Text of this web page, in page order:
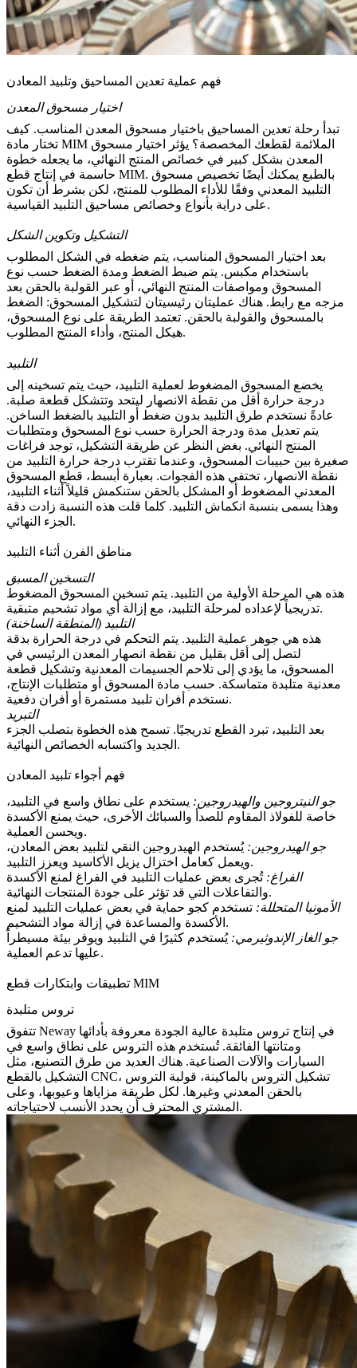
فهم عملية تعدين المساحيق وتلبيد المعادن
اختيار مسحوق المعدن
تبدأ رحلة تعدين المساحيق باختيار مسحوق المعدن المناسب. كيف
تختار مادة MIM الملائمة لقطعك المخصصة؟ يؤثر اختيار مسحوق
المعدن بشكل كبير في خصائص المنتج النهائي، ما يجعله خطوة
حاسمة في إنتاج قطع MIM. بالطبع يمكنك أيضًا تخصيص مسحوق
التلبيد المعدني وفقًا للأداء المطلوب للمنتج، لكن بشرط أن تكون
على دراية بأنواع وخصائص مساحيق التلبيد القياسية.
التشكيل وتكوين الشكل
بعد اختيار المسحوق المناسب، يتم ضغطه في الشكل المطلوب
باستخدام مكبس. يتم ضبط الضغط ومدة الضغط حسب نوع
المسحوق ومواصفات المنتج النهائي، أو عبر القولبة بالحقن بعد
مزجه مع رابط. هناك عمليتان رئيسيتان لتشكيل المسحوق: الضغط
بالمسحوق والقولبة بالحقن. تعتمد الطريقة على نوع المسحوق،
هيكل المنتج، وأداء المنتج المطلوب.
التلبيد
يخضع المسحوق المضغوط لعملية التلبيد، حيث يتم تسخينه إلى
درجة حرارة أقل من نقطة الانصهار ليتحد وتتشكل قطعة صلبة.
عادةً نستخدم طرق التلبيد بدون ضغط أو التلبيد بالضغط الساخن.
يتم تعديل مدة ودرجة الحرارة حسب نوع المسحوق ومتطلبات
المنتج النهائي. بغض النظر عن طريقة التشكيل، توجد فراغات
صغيرة بين حبيبات المسحوق، وعندما تقترب درجة حرارة التلبيد من
نقطة الانصهار، تختفي هذه الفجوات. بعبارة أبسط، قطع المسحوق
المعدني المضغوط أو المشكل بالحقن ستنكمش قليلاً أثناء التلبيد،
وهذا يسمى بنسبة انكماش التلبيد. كلما قلت هذه النسبة زادت دقة
الجزء النهائي.
مناطق الفرن أثناء التلبيد
التسخين المسبق
هذه هي المرحلة الأولية من التلبيد. يتم تسخين المسحوق المضغوط
تدريجياً لإعداده لمرحلة التلبيد، مع إزالة أي مواد تشحيم متبقية.
التلبيد (المنطقة الساخنة)
هذه هي جوهر عملية التلبيد. يتم التحكم في درجة الحرارة بدقة
لتصل إلى أقل بقليل من نقطة انصهار المعدن الرئيسي في
المسحوق، ما يؤدي إلى تلاحم الجسيمات المعدنية وتشكيل قطعة
معدنية متلبدة متماسكة. حسب مادة المسحوق أو متطلبات الإنتاج،
نستخدم أفران تلبيد مستمرة أو أفران دفعية.
التبريد
بعد التلبيد، تبرد القطع تدريجيًا. تسمح هذه الخطوة بتصلب الجزء
الجديد واكتسابه الخصائص النهائية.
فهم أجواء تلبيد المعادن
جو النيتروجين والهيدروجين: يستخدم على نطاق واسع في التلبيد،
خاصة للفولاذ المقاوم للصدأ والسبائك الأخرى، حيث يمنع الأكسدة
ويحسن العملية.
جو الهيدروجين: يُستخدم الهيدروجين النقي لتلبيد بعض المعادن،
ويعمل كعامل اختزال يزيل الأكاسيد ويعزز التلبيد.
الفراغ: تُجرى بعض عمليات التلبيد في الفراغ لمنع الأكسدة
والتفاعلات التي قد تؤثر على جودة المنتجات النهائية.
الأمونيا المتحللة: تستخدم كجو حماية في بعض عمليات التلبيد لمنع
الأكسدة والمساعدة في إزالة مواد التشحيم.
جو الغاز الإندوثيرمي: يُستخدم كثيرًا في التلبيد ويوفر بيئة مسيطراً
عليها تدعم العملية.
تطبيقات وابتكارات قطع MIM
تروس متلبدة
تتفوق Neway في إنتاج تروس متلبدة عالية الجودة معروفة بأدائها
ومتانتها الفائقة. تُستخدم هذه التروس على نطاق واسع في
السيارات والآلات الصناعية. هناك العديد من طرق التصنيع، مثل
التشكيل بالقطع CNC، تشكيل التروس بالماكينة، قولبة التروس
بالحقن المعدني وغيرها. لكل طريقة مزاياها وعيوبها، وعلى
المشتري المحترف أن يحدد الأنسب لاحتياجاته.